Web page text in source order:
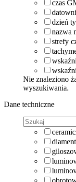
czas
dzień
nazwa
strefy
Nie znaleziono
wyszukiwania.
Dane techniczne